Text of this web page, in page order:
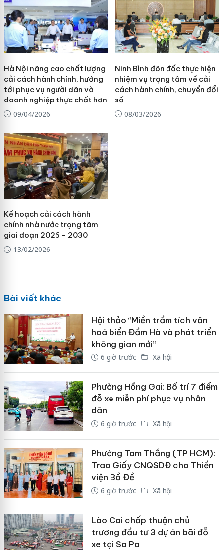
Hà Nội nâng cao chất lượng
cải cách hành chính, hướng
tới phục vụ người dân và
doanh nghiệp thực chất hơn
09/04/2026
Ninh Bình đôn đốc thực hiện
nhiệm vụ trọng tâm về cải
cách hành chính, chuyển đổi
số
08/03/2026
Kế hoạch cải cách hành
chính nhà nước trọng tâm
giai đoạn 2026 - 2030
13/02/2026
Bài viết khác
Hội thảo “Miền trầm tích văn
hoá biển Đầm Hà và phát triển
không gian mới”
6 giờ trước Xã hội
Phường Hồng Gai: Bố trí 7 điểm
đỗ xe miễn phí phục vụ nhân
dân
6 giờ trước Xã hội
Phường Tam Thắng (TP HCM):
Trao Giấy CNQSDĐ cho Thiền
viện Bồ Đề
6 giờ trước Xã hội
Lào Cai chấp thuận chủ
trương đầu tư 3 dự án bãi đỗ
xe tại Sa Pa